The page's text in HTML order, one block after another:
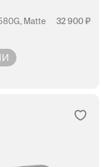
Matte
32 900